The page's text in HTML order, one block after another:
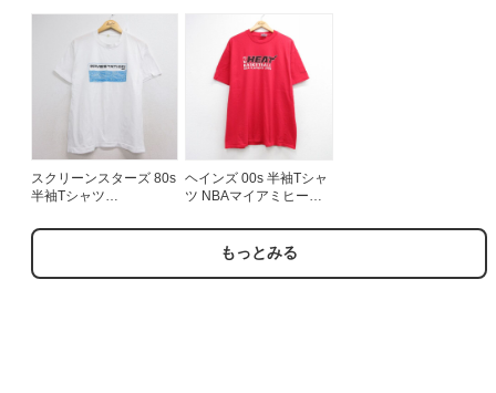
スクリーンスターズ 80s
半袖Tシャツ
ト メンズL相当 | 古着
ヘインズ 00s 半袖Tシャ
ツ NBAマイアミヒート
古着
もっとみる